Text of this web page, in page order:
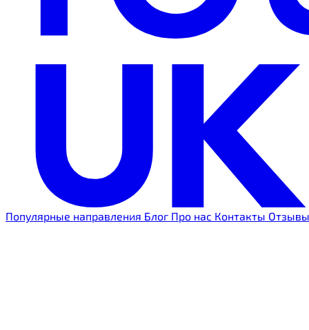
Популярные направления Блог Про нас Контакты Отзывы